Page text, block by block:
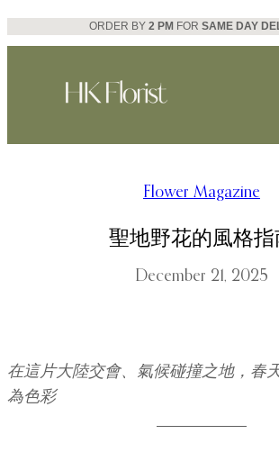
Skip
to
ORDER BY 2 PM FOR SAME DAY
Flower Magazine
聖地野花的風格指
December 21, 2025
在這片大陸交會、氣候碰撞之地，春
為色彩